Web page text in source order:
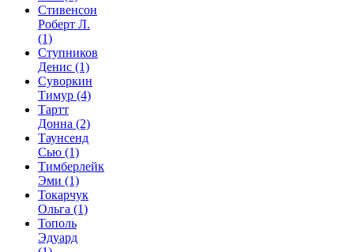
Стивенсон
Роберт Л.
(1)
Ступников
Денис (1)
Суворкин
Тимур (4)
Тартт
Донна (2)
Таунсенд
Сью (1)
Тимберлейк
Эми (1)
Токарчук
Ольга (1)
Тополь
Эдуард